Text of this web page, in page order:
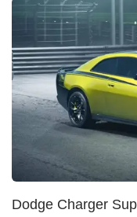
Dodge Charger